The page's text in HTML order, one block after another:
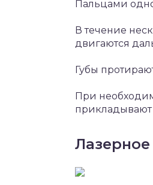
Пальцами
В течение
двигаются
Губы
При
прикладывают